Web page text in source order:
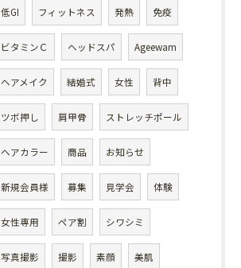
低GI フィットネス 発熱 免疫
ビタミンＣ ヘッドスパ Ageewam
ヘアメイク 結婚式 女性 背中
ツボ押し 肩甲骨 ストレッチポール
ヘアカラー 商品 お知らせ
新規会員様 募集 見学会 体験
女性専用 ペア割 シワシミ
写真撮影 撮影 素顔 美肌